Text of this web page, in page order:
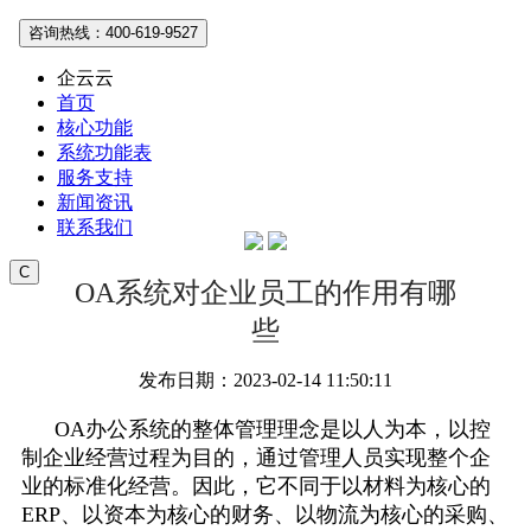
咨询热线：400-619-9527
企云云
首页
核心功能
系统功能表
服务支持
新闻资讯
联系我们
C
OA系统对企业员工的作用有哪
些
发布日期：2023-02-14 11:50:11
OA办公系统的整体管理理念是以人为本，以控
制企业经营过程为目的，通过管理人员实现整个企
业的标准化经营。因此，它不同于以材料为核心的
ERP、以资本为核心的财务、以物流为核心的采购、